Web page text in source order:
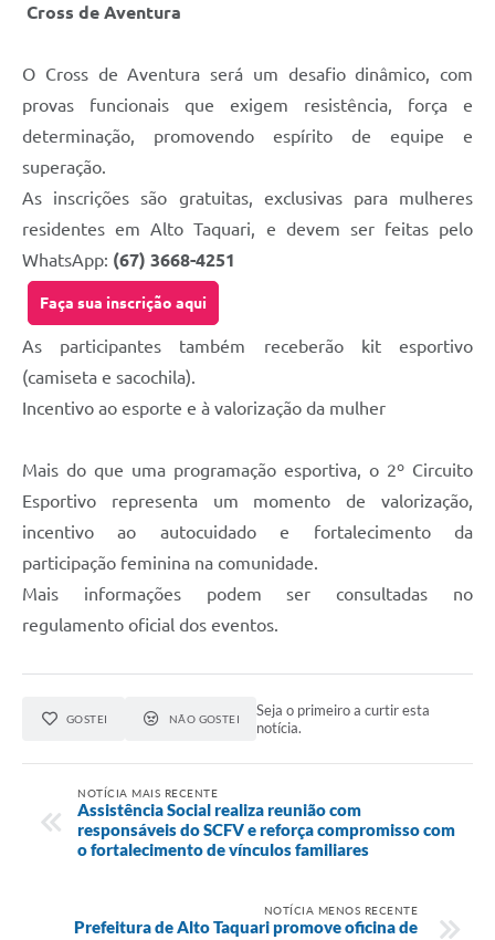
Cross de Aventura
O Cross de Aventura será um desafio dinâmico, com
provas funcionais que exigem resistência, força e
determinação, promovendo espírito de equipe e
superação.
As inscrições são gratuitas, exclusivas para mulheres
residentes em Alto Taquari, e devem ser feitas pelo
WhatsApp: (67) 3668-4251
Faça sua inscrição aqui
As participantes também receberão kit esportivo
(camiseta e sacochila).
Incentivo ao esporte e à valorização da mulher
Mais do que uma programação esportiva, o 2º Circuito
Esportivo representa um momento de valorização,
incentivo ao autocuidado e fortalecimento da
participação feminina na comunidade.
Mais informações podem ser consultadas no
regulamento oficial dos eventos.
GOSTEI NÃO GOSTEI
Seja o primeiro a curtir esta
notícia.
NOTÍCIA MAIS RECENTE
Assistência Social realiza reunião com
responsáveis do SCFV e reforça compromisso com
o fortalecimento de vínculos familiares
NOTÍCIA MENOS RECENTE
Prefeitura de Alto Taquari promove oficina de